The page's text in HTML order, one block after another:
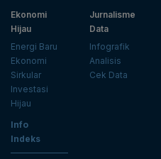
Ekonomi
Hijau
Energi Baru
Ekonomi
Sirkular
Investasi
Hijau
Jurnalisme
Data
Infografik
Analisis
Cek Data
Info
Indeks